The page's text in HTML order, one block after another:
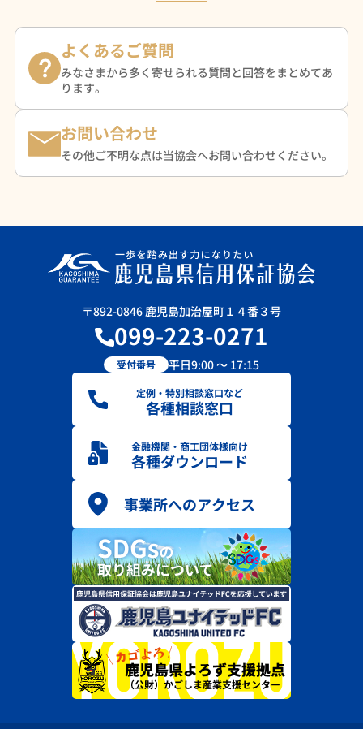
よくあるご質問
みなさまから多く寄せられる質問と回答をまとめてあ
ります。
お問い合わせ
その他ご不明な点は当協会へお問い合わせください。
〒892-0846 鹿児島加治屋町１４番３号
099-223-0271
受付番号 平日9:00 ～ 17:15
定例・特別相談窓口など
各種相談窓口
金融機関・商工団体様向け
各種ダウンロード
事業所へのアクセス